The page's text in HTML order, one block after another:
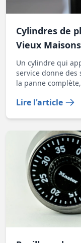
Cylindres de
Vieux
alerter avant
Un cylindre qui
service donne
la panne
Lire l'article